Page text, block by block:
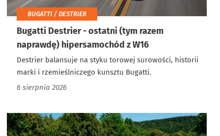
BUGATTI / DESTRIER
Bugatti Destrier - ostatni (tym razem
naprawdę) hipersamochód z W16
Destrier balansuje na styku torowej surowości, historii
marki i rzemieślniczego kunsztu Bugatti.
6 sierpnia 2026